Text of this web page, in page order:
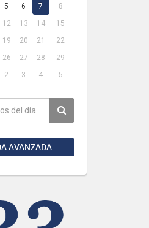
5 6 7
8
12 13 14
15
19 20 21
22
26 27 28
29
2 3 4 5
AVANZADA